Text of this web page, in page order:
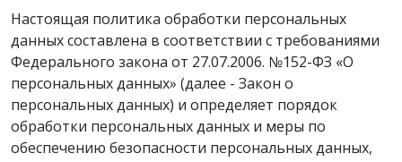
Настоящая политика обработки персональных
данных составлена в соответствии с требованиями
Федерального закона от 27.07.2006. №152-ФЗ «О
персональных данных» (далее - Закон о
персональных данных) и определяет порядок
обработки персональных данных и меры по
обеспечению безопасности персональных данных,